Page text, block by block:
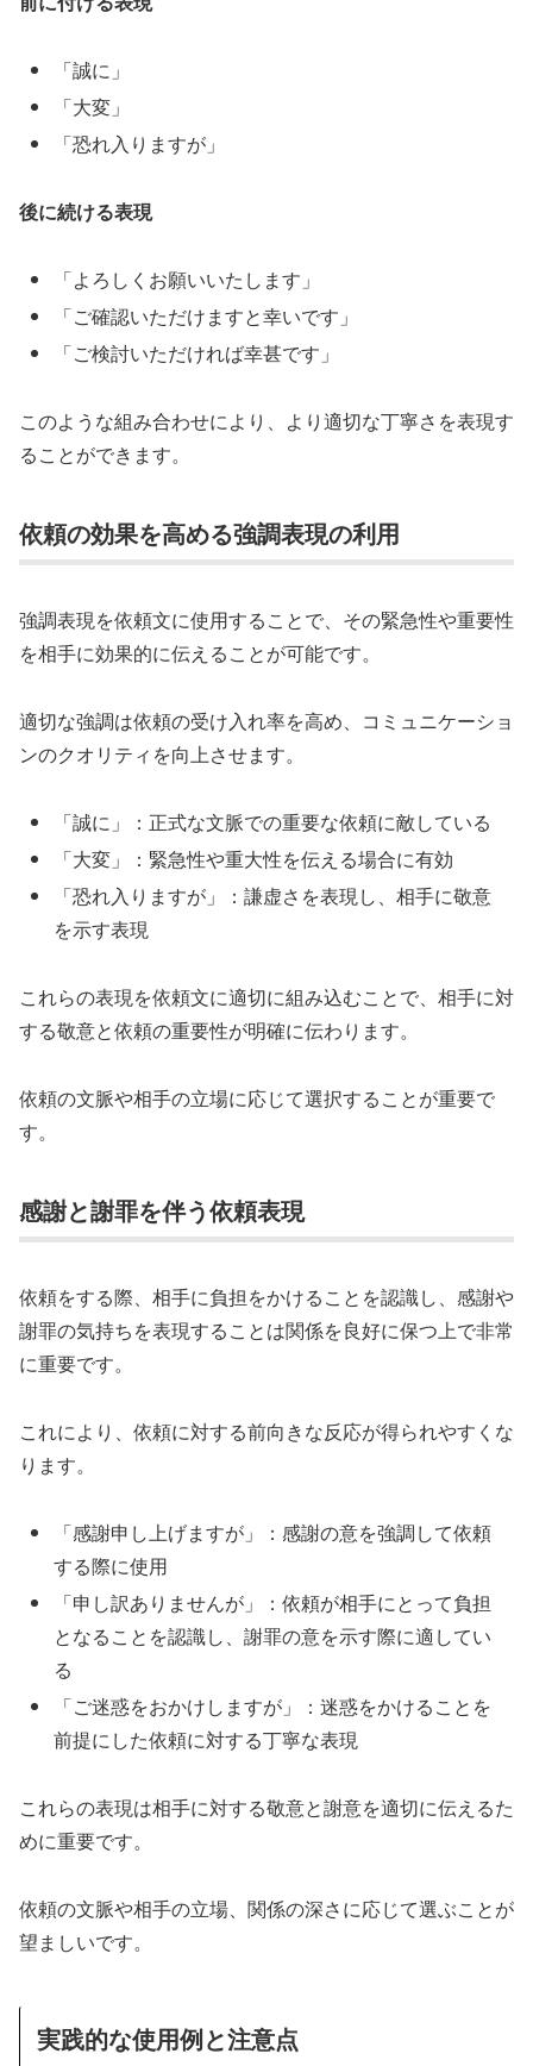
「誠に」
「大変」
「恐れ入りますが」
後に続ける表現
「よろしくお願いいたします」
「ご確認いただけますと幸いです」
「ご検討いただければ幸甚です」
このような組み合わせにより、より適切な丁寧さを表現す
ることができます。
依頼の効果を高める強調表現の利用
強調表現を依頼文に使用することで、その緊急性や重要性
を相手に効果的に伝えることが可能です。
適切な強調は依頼の受け入れ率を高め、コミュニケーショ
ンのクオリティを向上させます。
「誠に」：正式な文脈での重要な依頼に敵している
「大変」：緊急性や重大性を伝える場合に有効
「恐れ入りますが」：謙虚さを表現し、相手に敬意
を示す表現
これらの表現を依頼文に適切に組み込むことで、相手に対
する敬意と依頼の重要性が明確に伝わります。
依頼の文脈や相手の立場に応じて選択することが重要で
す。
感謝と謝罪を伴う依頼表現
依頼をする際、相手に負担をかけることを認識し、感謝や
謝罪の気持ちを表現することは関係を良好に保つ上で非常
に重要です。
これにより、依頼に対する前向きな反応が得られやすくな
ります。
「感謝申し上げますが」：感謝の意を強調して依頼
する際に使用
「申し訳ありませんが」：依頼が相手にとって負担
となることを認識し、謝罪の意を示す際に適してい
る
「ご迷惑をおかけしますが」：迷惑をかけることを
前提にした依頼に対する丁寧な表現
これらの表現は相手に対する敬意と謝意を適切に伝えるた
めに重要です。
依頼の文脈や相手の立場、関係の深さに応じて選ぶことが
望ましいです。
実践的な使用例と注意点